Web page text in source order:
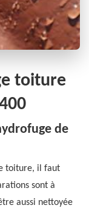
toiture
de
toiture, il faut
sont à
aussi nettoyée